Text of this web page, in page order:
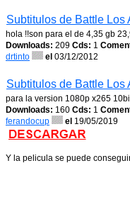
Subtitulos de Battle Los
hola !!son para el de 4,35 gb
Downloads: 209 Cds: 1
drtinto
el 03/12/2012
Subtitulos de Battle Los
para la version 1080p x265
Downloads: 160 Cds: 1
ferandocup
el 19/05/2019
Y la pelicula se puede